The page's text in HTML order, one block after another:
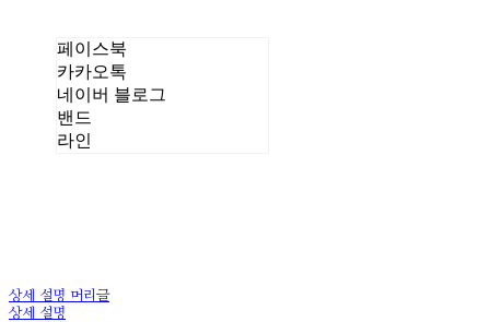
페이스북
카카오톡
네이버 블로그
밴드
라인
상세 설명 머리글
상세 설명